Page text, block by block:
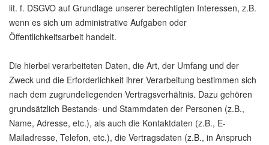
lit. f. DSGVO auf Grundlage unserer berechtigten Interessen, z.B.
wenn es sich um administrative Aufgaben oder
Öffentlichkeitsarbeit handelt.
Die hierbei verarbeiteten Daten, die Art, der Umfang und der
Zweck und die Erforderlichkeit ihrer Verarbeitung bestimmen sich
nach dem zugrundeliegenden Vertragsverhältnis. Dazu gehören
grundsätzlich Bestands- und Stammdaten der Personen (z.B.,
Name, Adresse, etc.), als auch die Kontaktdaten (z.B., E-
Mailadresse, Telefon, etc.), die Vertragsdaten (z.B., in Anspruch